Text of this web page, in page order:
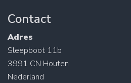
Contact
Adres
Sleepboot 11b
3991 CN Houten
Nederland